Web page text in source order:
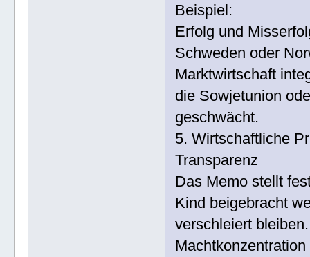
Beispiel:
Erfolg und
Schweden oder
Marktwirtschaft
die Sowjetunion
geschwächt.
5. Wirtschaftliche
Transparenz
Das Memo stellt
Kind beigebracht
verschleiert